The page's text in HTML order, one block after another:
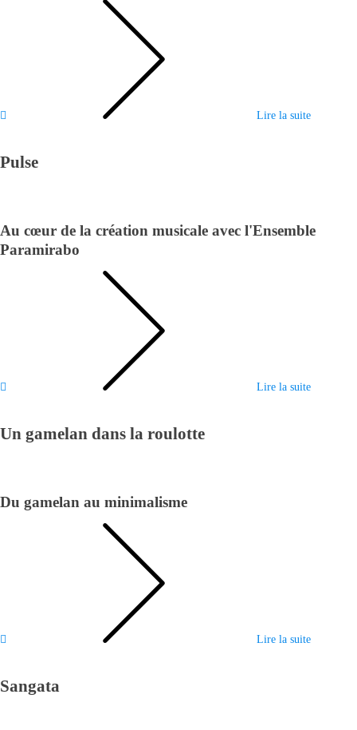
Lire la suite
Pulse
Au cœur de la création musicale avec l'Ensemble
Paramirabo
Lire la suite
Un gamelan dans la roulotte
Du gamelan au minimalisme
Lire la suite
Sangata